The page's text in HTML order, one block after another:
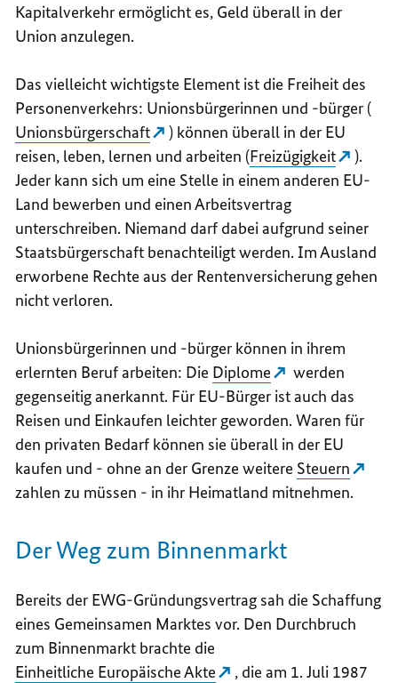
Kapitalverkehr ermöglicht es, Geld überall in der
Union anzulegen.
Das vielleicht wichtigste Element ist die Freiheit des
Personenverkehrs: Unionsbürgerinnen und -bürger (
Unionsbürgerschaft
) können überall in der EU
reisen, leben, lernen und arbeiten (Freizügigkeit
).
Jeder kann sich um eine Stelle in einem anderen EU-
Land bewerben und einen Arbeitsvertrag
unterschreiben. Niemand darf dabei aufgrund seiner
Staatsbürgerschaft benachteiligt werden. Im Ausland
erworbene Rechte aus der Rentenversicherung gehen
nicht verloren.
Unionsbürgerinnen und -bürger können in ihrem
erlernten Beruf arbeiten: Die Diplome
werden
gegenseitig anerkannt. Für EU-Bürger ist auch das
Reisen und Einkaufen leichter geworden. Waren für
den privaten Bedarf können sie überall in der EU
kaufen und - ohne an der Grenze weitere Steuern
zahlen zu müssen - in ihr Heimatland mitnehmen.
Der Weg zum Binnenmarkt
Bereits der EWG-Gründungsvertrag sah die Schaffung
eines Gemeinsamen Marktes vor. Den Durchbruch
zum Binnenmarkt brachte die
Einheitliche Europäische Akte
, die am 1. Juli 1987